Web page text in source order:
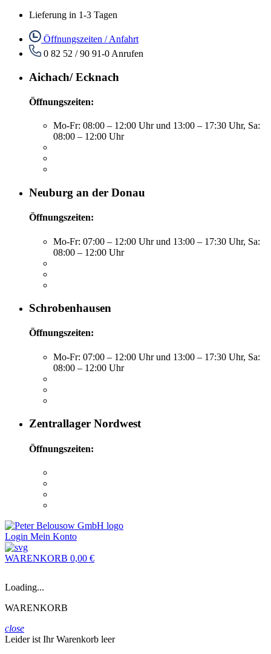
Lieferung in 1-3 Tagen
Öffnungszeiten / Anfahrt
0 82 52 / 90 91-0 Anrufen
Aichach/ Ecknach
Öffnungszeiten:
Mo-Fr: 08:00 – 12:00 Uhr und 13:00 – 17:30 Uhr, Sa:
08:00 – 12:00 Uhr
Neuburg an der Donau
Öffnungszeiten:
Mo-Fr: 07:00 – 12:00 Uhr und 13:00 – 17:30 Uhr, Sa:
08:00 – 12:00 Uhr
Schrobenhausen
Öffnungszeiten:
Mo-Fr: 07:00 – 12:00 Uhr und 13:00 – 17:30 Uhr, Sa:
08:00 – 12:00 Uhr
Zentrallager Nordwest
Öffnungszeiten:
Login Mein Konto
WARENKORB 0,00 €
Loading...
WARENKORB
close
Leider ist Ihr Warenkorb leer